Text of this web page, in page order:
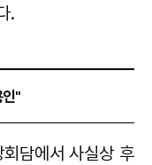
.
인"
담에서 사실상 후